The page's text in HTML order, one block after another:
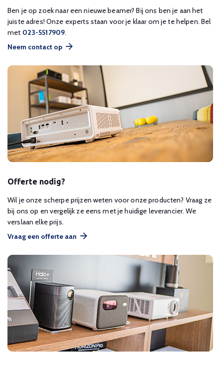
Ben je op zoek naar een nieuwe beamer? Bij ons ben je aan het
juiste adres! Onze experts staan voor je klaar om je te helpen. Bel
met 023-5517909.
Neem contact op
Offerte nodig?
Wil je onze scherpe prijzen weten voor onze producten? Vraag ze
bij ons op en vergelijk ze eens met je huidige leverancier. We
verslaan elke prijs.
Vraag een offerte aan